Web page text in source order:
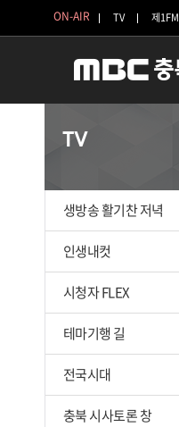
ON-AIR TV 제1FM
TV
생방송 활기찬 저녁
인생내컷
시청자 FLEX
테마기행 길
전국시대
충북 시사토론 창